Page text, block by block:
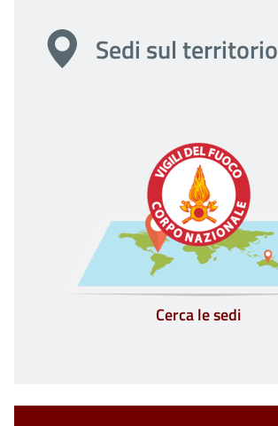
Sedi sul territorio
Cerca le sedi